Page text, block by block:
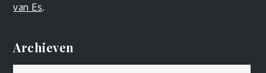
van Es.
Archieven